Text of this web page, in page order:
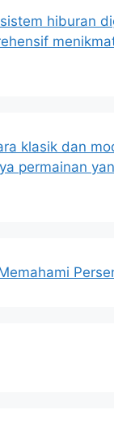
hiburan
klasik dan
permainan